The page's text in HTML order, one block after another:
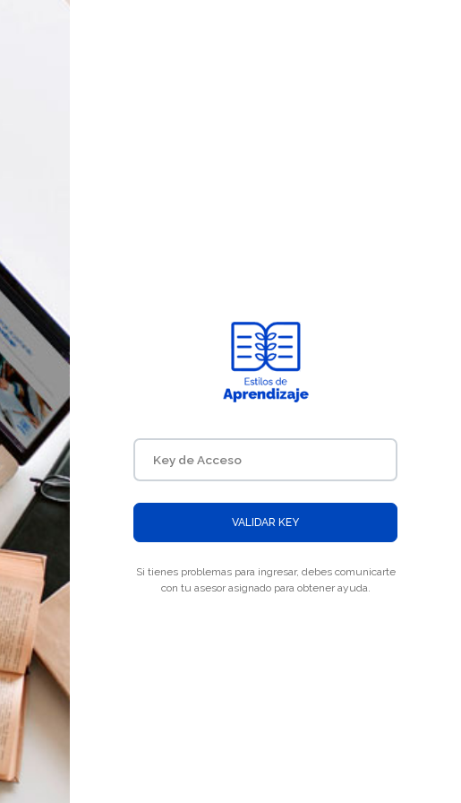
VALIDAR KEY
Si tienes problemas para ingresar, debes comunicarte
con tu asesor asignado para obtener ayuda.